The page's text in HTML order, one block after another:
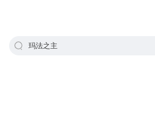
玛法之主